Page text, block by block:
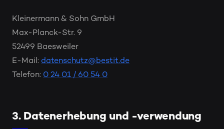
Kleinermann & Sohn GmbH
Max-Planck-Str. 9
52499 Baesweiler
E-Mail: datenschutz@bestit.de
Telefon: 0 24 01 / 60 54 0
3. Datenerhebung und -verwendung